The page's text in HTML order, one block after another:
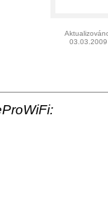
03.03.2009